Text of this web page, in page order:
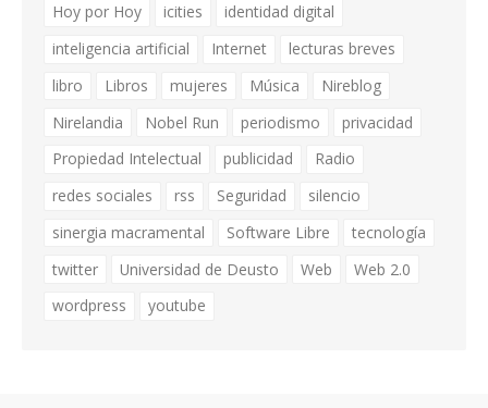
Hoy por Hoy
icities
identidad digital
inteligencia artificial
Internet
lecturas breves
libro
Libros mujeres Música
Nireblog
Nirelandia
Nobel Run periodismo
privacidad
Propiedad Intelectual
publicidad
Radio
redes sociales
rss Seguridad
silencio
sinergia macramental
Software Libre
tecnología
twitter
Universidad de Deusto Web
Web 2.0
wordpress
youtube